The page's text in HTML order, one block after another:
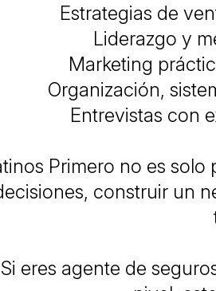
Estrategias de
Liderazgo y
Marketing
Organización,
Entrevistas con
Primero no es solo
construir un
Si eres agente de